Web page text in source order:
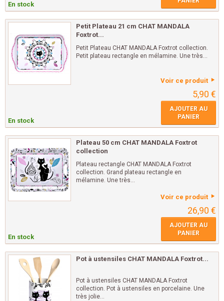
En stock
Petit Plateau 21 cm CHAT MANDALA
Foxtrot...
Petit Plateau CHAT MANDALA Foxtrot collection.
Petit plateau rectangle en mélamine. Une très...
Voir ce produit
5,90 €
En stock
AJOUTER AU
PANIER
Plateau 50 cm CHAT MANDALA Foxtrot
collection
Plateau rectangle CHAT MANDALA Foxtrot
collection. Grand plateau rectangle en
mélamine. Une très...
Voir ce produit
26,90 €
En stock
AJOUTER AU
PANIER
Pot à ustensiles CHAT MANDALA Foxtrot...
Pot à ustensiles CHAT MANDALA Foxtrot
collection. Pot à ustensiles en porcelaine. Une
très jolie...